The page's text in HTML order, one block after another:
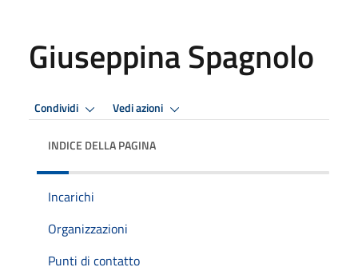
Giuseppina Spagnolo
Condividi Vedi azioni
INDICE DELLA PAGINA
Incarichi
Organizzazioni
Punti di contatto